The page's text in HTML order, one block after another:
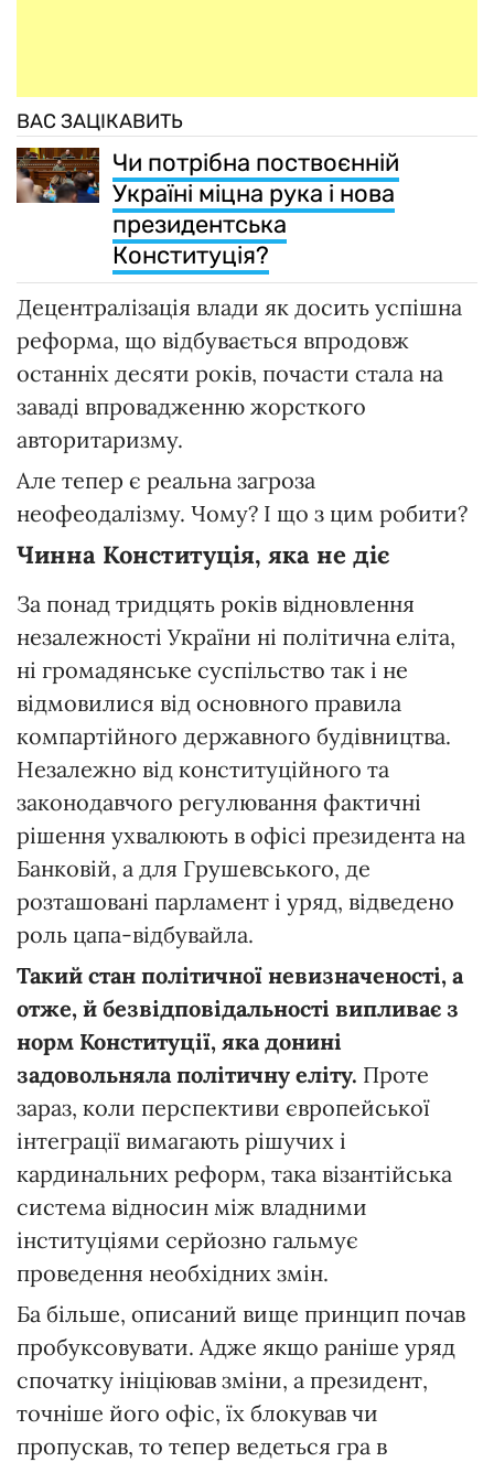
ВАС ЗАЦІКАВИТЬ
Чи потрібна поствоєнній
Україні міцна рука і нова
президентська
Конституція?
Децентралізація влади як досить успішна
реформа, що відбувається впродовж
останніх десяти років, почасти стала на
заваді впровадженню жорсткого
авторитаризму.
Але тепер є реальна загроза
неофеодалізму. Чому? І що з цим робити?
Чинна Конституція, яка не діє
За понад тридцять років відновлення
незалежності України ні політична еліта,
ні громадянське суспільство так і не
відмовилися від основного правила
компартійного державного будівництва.
Незалежно від конституційного та
законодавчого регулювання фактичні
рішення ухвалюють в офісі президента на
Банковій, а для Грушевського, де
розташовані парламент і уряд, відведено
роль цапа-відбувайла.
Такий стан політичної невизначеності, а
отже, й безвідповідальності випливає з
норм Конституції, яка донині
задовольняла політичну еліту. Проте
зараз, коли перспективи європейської
інтеграції вимагають рішучих і
кардинальних реформ, така візантійська
система відносин між владними
інституціями серйозно гальмує
проведення необхідних змін.
Ба більше, описаний вище принцип почав
пробуксовувати. Адже якщо раніше уряд
спочатку ініціював зміни, а президент,
точніше його офіс, їх блокував чи
пропускав, то тепер ведеться гра в